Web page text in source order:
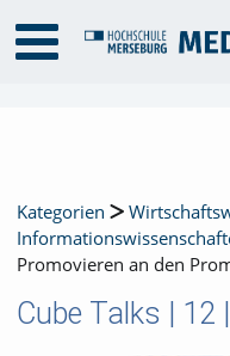
Kategorien
Promovieren an den